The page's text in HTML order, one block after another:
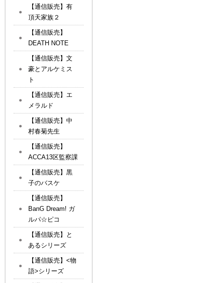
【通信販売】有
頂天家族２
【通信販売】
DEATH NOTE
【通信販売】文
豪とアルケミス
ト
【通信販売】エ
メラルド
【通信販売】中
村春菊先生
【通信販売】
ACCA13区監察課
【通信販売】黒
子のバスケ
【通信販売】
BanG Dream! ガ
ルパ☆ピコ
【通信販売】と
あるシリーズ
【通信販売】<物
語>シリーズ